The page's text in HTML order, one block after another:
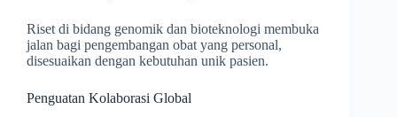
Riset di bidang genomik dan bioteknologi membuka
jalan bagi pengembangan obat yang personal,
disesuaikan dengan kebutuhan unik pasien.
Penguatan Kolaborasi Global